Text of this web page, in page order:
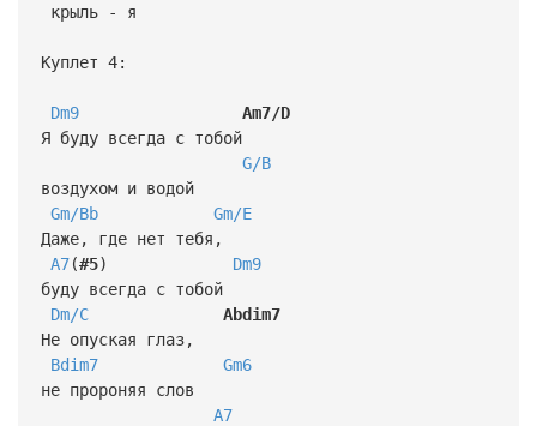
крыль - я
Куплет 4:
Dm9
Am7/D
Я буду всегда с тобой
G/B
воздухом и водой
Gm/Bb
Gm/E
Даже, где нет тебя,
A7(#5) Dm9
буду всегда с тобой
Dm/C
Abdim7
Не опуская глаз,
Bdim7
Gm6
не пророняя слов
A7